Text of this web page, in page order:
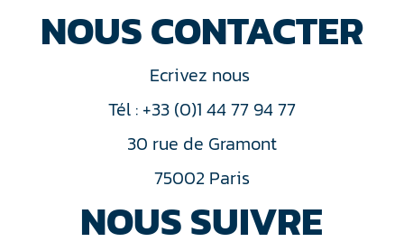
NOUS CONTACTER
Ecrivez nous
Tél : +33 (0)1 44 77 94 77
30 rue de Gramont
75002 Paris
NOUS SUIVRE